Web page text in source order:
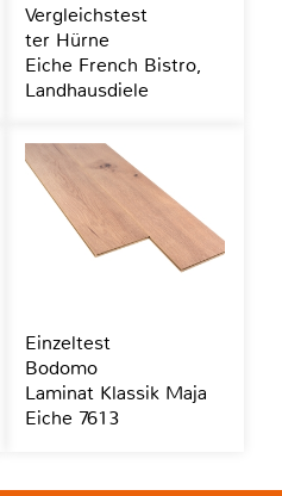
Vergleichstest
ter Hürne
Eiche French Bistro,
Landhausdiele
Einzeltest
Bodomo
Laminat Klassik Maja
Eiche 7613